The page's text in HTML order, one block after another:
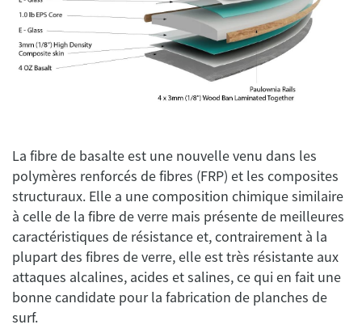
La fibre de basalte est une nouvelle venu dans les
polymères renforcés de fibres (FRP) et les composites
structuraux. Elle a une composition chimique similaire
à celle de la fibre de verre mais présente de meilleures
caractéristiques de résistance et, contrairement à la
plupart des fibres de verre, elle est très résistante aux
attaques alcalines, acides et salines, ce qui en fait une
bonne candidate pour la fabrication de planches de